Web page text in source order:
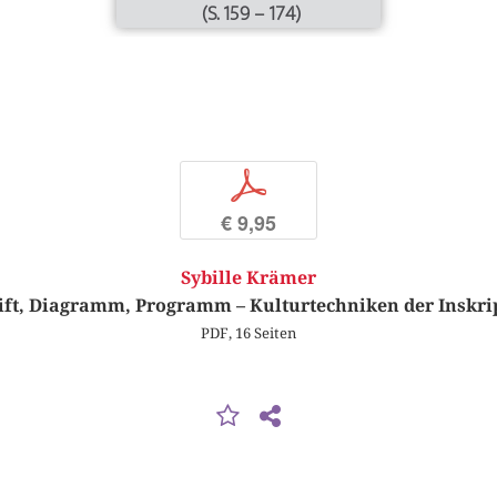
(S. 159 – 174)
p
€ 9,95
Sybille Krämer
Diagramm, Programm – Kulturtechniken der
PDF, 16 Seiten